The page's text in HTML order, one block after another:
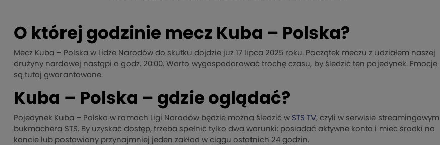
O której godzinie mecz Kuba – Polska?
Mecz Kuba – Polska w Lidze Narodów do skutku dojdzie już 17 lipca 2025 roku. Początek meczu z udziałem naszej
drużyny nardowej nastąpi o godz. 20:00. Warto wygospodarować trochę czasu, by śledzić ten pojedynek. Emocje
są tutaj gwarantowane.
Kuba – Polska – gdzie oglądać?
Pojedynek Kuba – Polska w ramach Ligi Narodów będzie można śledzić w STS TV, czyli w serwisie streamingowym
bukmachera STS. By uzyskać dostęp, trzeba spełnić tylko dwa warunki: posiadać aktywne konto i mieć środki na
koncie lub postawiony przynajmniej jeden zakład w ciągu ostatnich 24 godzin.